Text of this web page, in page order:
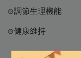
⊙調節生理機能
⊙健康維持